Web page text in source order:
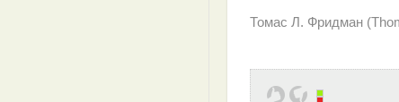
Томас Л. Фридман